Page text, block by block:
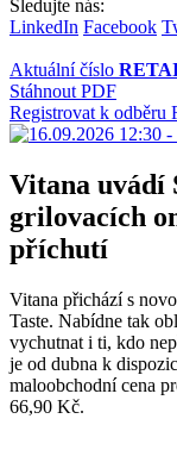
Sledujte nás:
LinkedIn Facebook
Aktuální číslo
Stáhnout PDF
Registrovat k
Vitana uvádí
grilovacích
příchutí
Vitana přichází s
Taste. Nabídne tak
vychutnat i ti, kdo
je od dubna k
maloobchodní cena
66,90 Kč.